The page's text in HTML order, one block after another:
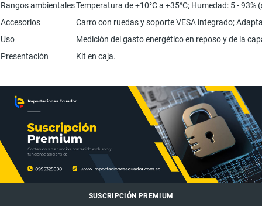
Rangos ambientalesTemperatura de +10°C a +35°C; Humedad: 5 -
Accesorios
Carro con ruedas y soporte VESA integrado;
Uso
Medición del gasto energético en reposo y de la
Presentación
Kit en caja.
SUSCRIPCIÓN PREMIUM